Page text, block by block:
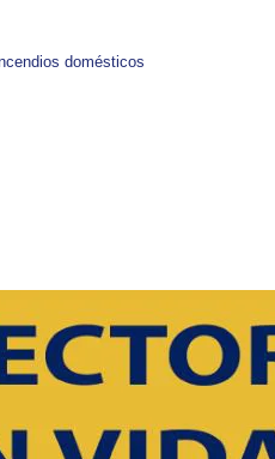
domésticos